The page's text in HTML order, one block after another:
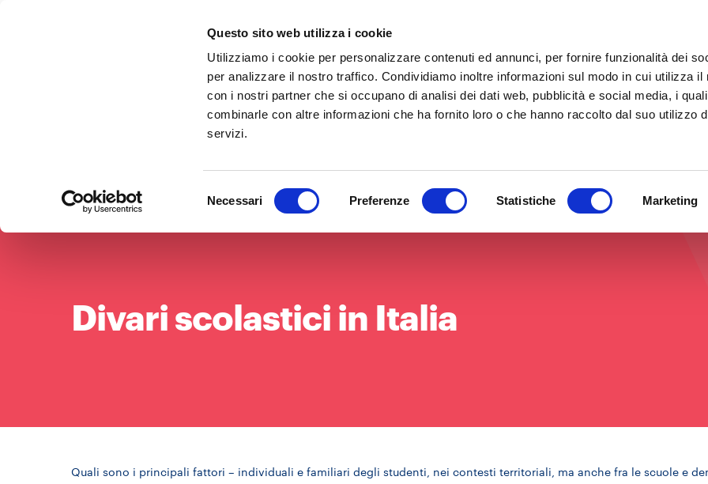
Questo sito web utilizza i cookie
Utilizziamo i cookie per personalizzare contenuti ed annunci, per fornire funzionalità dei
per analizzare il nostro traffico. Condividiamo inoltre informazioni sul modo in cui utilizza il
con i nostri partner che si occupano di analisi dei dati web, pubblicità e social media, i
combinarle con altre informazioni che ha fornito loro o che hanno raccolto dal suo utilizzo
servizi.
Necessari Preferenze Statistiche Marketing
Divari scolastici in Italia
Quali sono i principali fattori – individuali e familiari degli studenti, nei contesti territoriali, ma anche fra le scuole e